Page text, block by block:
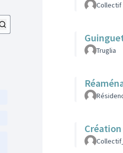
Collectif
Truglia